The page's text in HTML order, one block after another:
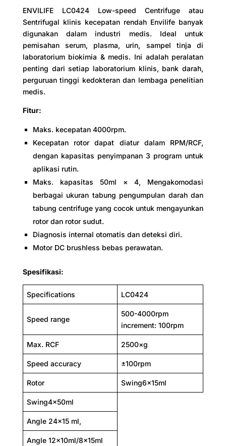
ENVILIFE LC0424 Low-speed Centrifuge atau
Sentrifugal klinis kecepatan rendah Envilife banyak
digunakan dalam industri medis. Ideal untuk
pemisahan serum, plasma, urin, sampel tinja di
laboratorium biokimia & medis. Ini adalah peralatan
penting dari setiap laboratorium klinis, bank darah,
perguruan tinggi kedokteran dan lembaga penelitian
medis.
Fitur:
Maks. kecepatan 4000rpm.
Kecepatan rotor dapat diatur dalam RPM/RCF,
dengan kapasitas penyimpanan 3 program untuk
aplikasi rutin.
Maks. kapasitas 50ml × 4, Mengakomodasi
berbagai ukuran tabung pengumpulan darah dan
tabung centrifuge yang cocok untuk mengayunkan
rotor dan rotor sudut.
Diagnosis internal otomatis dan deteksi diri.
Motor DC brushless bebas perawatan.
Spesifikasi:
Specifications LC0424
Speed range
500-4000rpm
increment: 100rpm
Max. RCF 2500×g
Speed accuracy ±100rpm
Rotor Swing6×15ml
Swing4×50ml
Angle 24×15 ml,
Angle 12×10ml/8×15ml